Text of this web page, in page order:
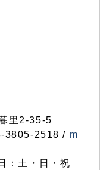
里2-35-5
3805-2518 / m
：土・日・祝